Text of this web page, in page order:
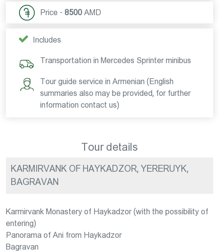
Price - 8500 AMD
Includes
Transportation in Mercedes Sprinter minibus
Tour guide service in Armenian (English
summaries also may be provided, for further
information contact us)
Tour details
KARMIRVANK OF HAYKADZOR, YERERUYK,
BAGRAVAN
Karmirvank Monastery of Haykadzor (with the possibility of
entering)
Panorama of Ani from Haykadzor
Bagravan